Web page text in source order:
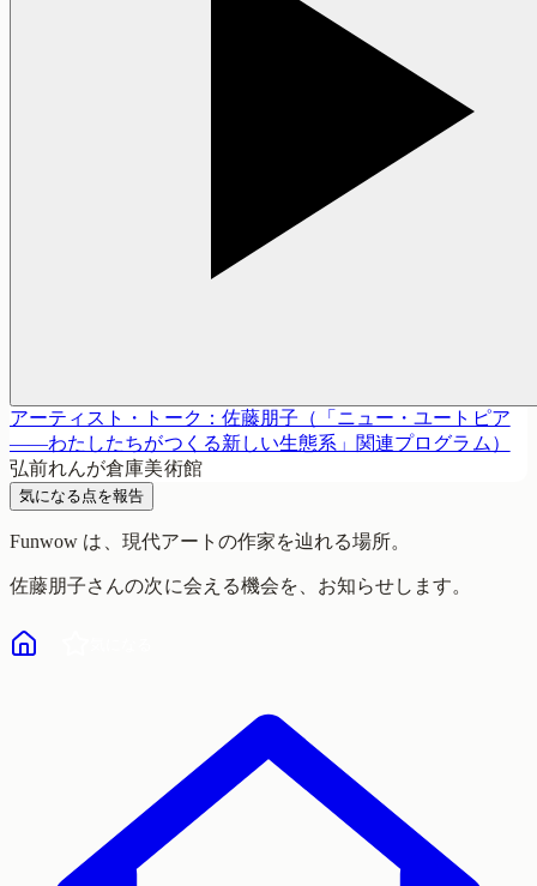
アーティスト・トーク：佐藤朋子（「ニュー・ユートピア
——わたしたちがつくる新しい生態系」関連プログラム）
弘前れんが倉庫美術館
気になる点を報告
Funwow は、現代アートの作家を辿れる場所。
佐藤朋子さんの次に会える機会を、お知らせします。